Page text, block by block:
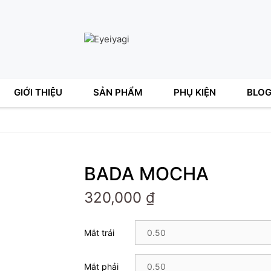
GIỚI THIỆU SẢN PHẨM PHỤ KIỆN
BADA MOCHA
320,000 ₫
Mắt trái
Mắt phải